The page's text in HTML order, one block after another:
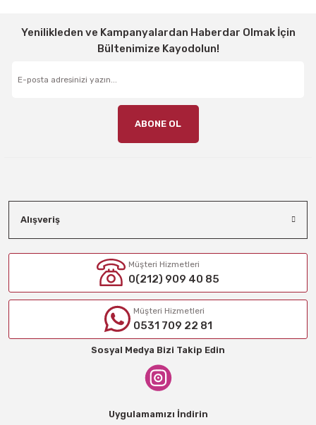
Yenilikleden ve Kampanyalardan Haberdar Olmak İçin
Bültenimize Kayodolun!
ABONE OL
Alışveriş
Müşteri Hizmetleri
0(212) 909 40 85
Müşteri Hizmetleri
0531 709 22 81
Sosyal Medya Bizi Takip Edin
Uygulamamızı İndirin